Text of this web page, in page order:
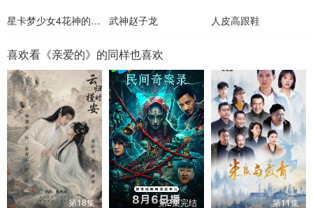
星卡梦少女4花神的试炼 武神赵子龙 人皮高跟鞋
喜欢看《亲爱的》的同样也喜欢
第18集 第2集完结 第11集